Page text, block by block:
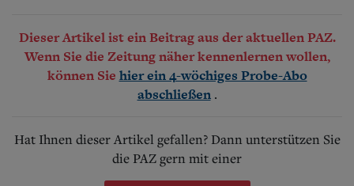
Dieser Artikel ist ein Beitrag aus der aktuellen PAZ.
Wenn Sie die Zeitung näher kennenlernen wollen,
können Sie hier ein 4-wöchiges Probe-Abo
abschließen .
Hat Ihnen dieser Artikel gefallen? Dann unterstützen Sie
die PAZ gern mit einer